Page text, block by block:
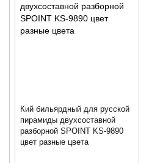
Кий бильярдный для русской
пирамиды двухсоставной
разборной SPOINT KS-9890
цвет разные цвета